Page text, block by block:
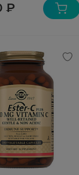
₽